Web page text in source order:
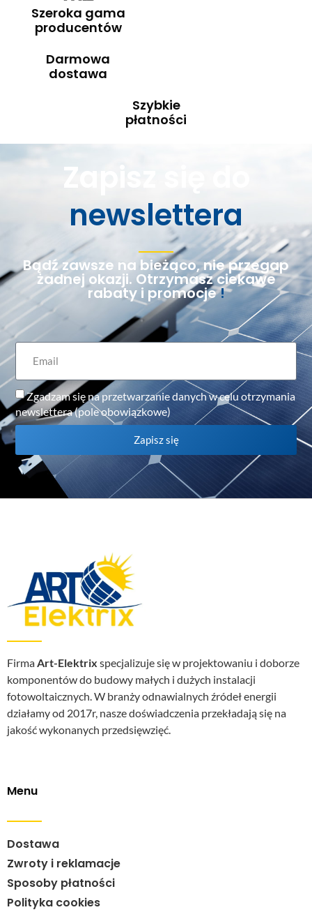
Szeroka gama
producentów
Darmowa
dostawa
Szybkie
płatności
Zapisz się do
newslettera
Bądź zawsze na bieżąco, nie przegap
żadnej okazji. Otrzymasz ciekawe
rabaty i promocje!
Zgadzam się na przetwarzanie danych w celu otrzymania
newslettera (pole obowiązkowe)
Zapisz się
FirmaArt-Elektrix specjalizuje się w projektowaniu i doborze
komponentów do budowy małych i dużych instalacji
fotowoltaicznych. W branży odnawialnych źródeł energii
działamy od 2017r, nasze doświadczenia przekładają się na
jakość wykonanych przedsięwzięć.
Menu
Dostawa
Zwroty i reklamacje
Sposoby płatności
Polityka cookies